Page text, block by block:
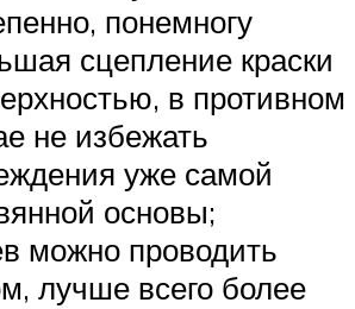
понемногу
сцепление краски
в противном
не избежать
уже самой
основы;
можно проводить
лучше всего более